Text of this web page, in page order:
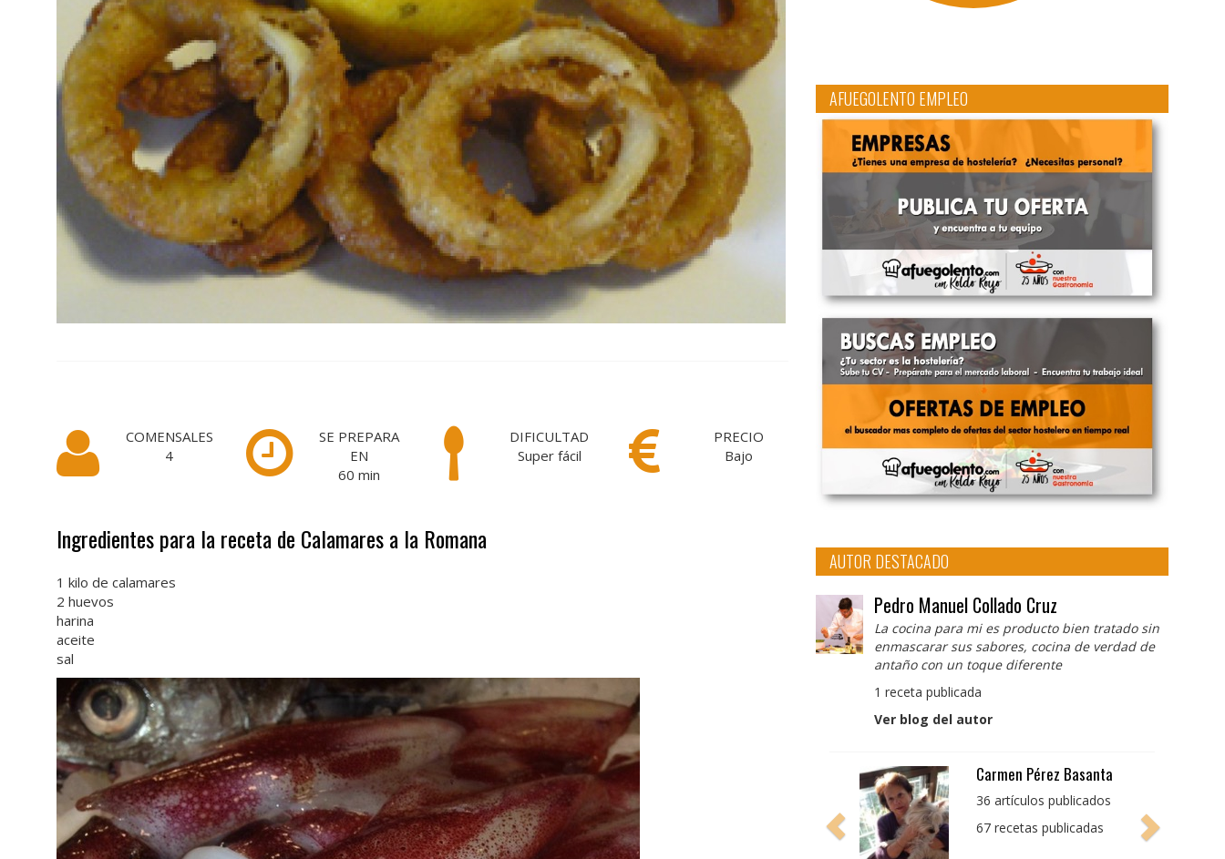
COMENSALES
4
SE PREPARA
EN
60 min
DIFICULTAD
Super fácil
PRECIO
Bajo
Ingredientes para la receta de Calamares a la Romana
1 kilo de calamares
2 huevos
harina
aceite
sal
AFUEGOLENTO EMPLEO
AUTOR DESTACADO
Pedro Manuel Collado Cruz
La cocina para mi es producto bien tratado sin
enmascarar sus sabores, cocina de verdad de
antaño con un toque diferente
1 receta publicada
Ver blog del autor
Pedro Manuel Collado
Cruz
producto bien tratado